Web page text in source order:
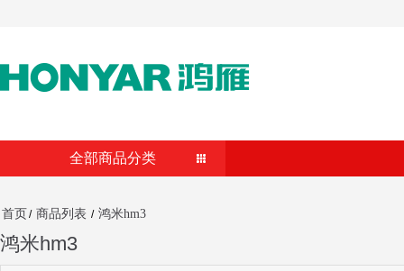
全部商品分类
首页 / 商品列表 / 鸿米hm3
鸿米hm3